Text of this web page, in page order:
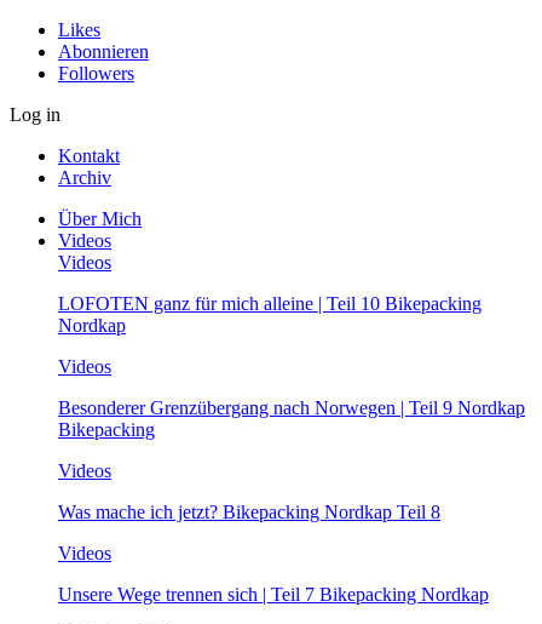
Likes
Abonnieren
Followers
Log in
Kontakt
Archiv
Über Mich
Videos
Videos
LOFOTEN ganz für mich alleine | Teil 10 Bikepacking
Nordkap
Videos
Besonderer Grenzübergang nach Norwegen | Teil 9 Nordkap
Bikepacking
Videos
Was mache ich jetzt? Bikepacking Nordkap Teil 8
Videos
Unsere Wege trennen sich | Teil 7 Bikepacking Nordkap